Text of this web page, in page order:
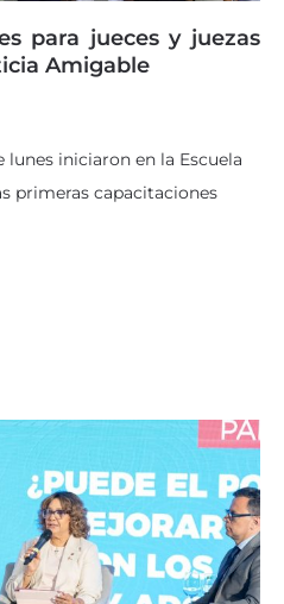
para jueces y juezas
Amigable
lunes iniciaron en la Escuela
primeras capacitaciones